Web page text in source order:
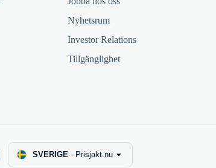
Nyhetsrum
Investor Relations
Tillgänglighet
SVERIGE - Prisjakt.nu